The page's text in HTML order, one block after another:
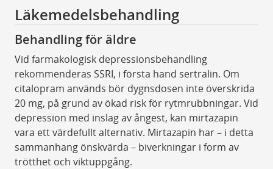
Läkemedelsbehandling
Behandling för äldre
Vid farmakologisk depressionsbehandling
rekommenderas SSRI, i första hand sertralin. Om
citalopram används bör dygnsdosen inte överskrida
20 mg, på grund av ökad risk för rytmrubbningar. Vid
depression med inslag av ångest, kan mirtazapin
vara ett värdefullt alternativ. Mirtazapin har – i detta
sammanhang önskvärda – biverkningar i form av
trötthet och viktuppgång.